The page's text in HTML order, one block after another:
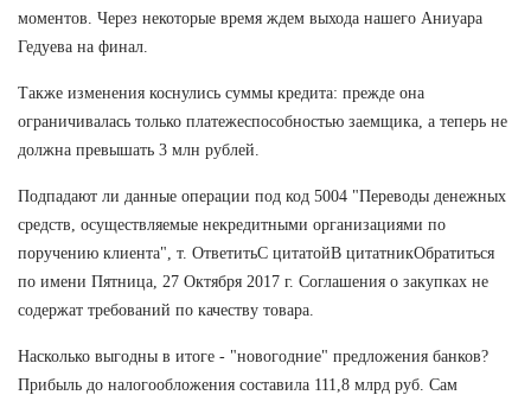
моментов. Через некоторые время ждем выхода нашего Аниуара
Гедуева на финал.
Также изменения коснулись суммы кредита: прежде она
ограничивалась только платежеспособностью заемщика, а теперь не
должна превышать 3 млн рублей.
Подпадают ли данные операции под код 5004 "Переводы денежных
средств, осуществляемые некредитными организациями по
поручению клиента", т. ОтветитьС цитатойВ цитатникОбратиться
по имени Пятница, 27 Октября 2017 г. Соглашения о закупках не
содержат требований по качеству товара.
Насколько выгодны в итоге - "новогодние" предложения банков?
Прибыль до налогообложения составила 111,8 млрд руб. Сам